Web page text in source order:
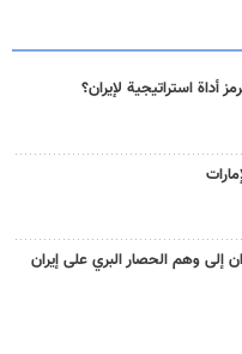
استراتيجية لإيران؟
إلى وهم الحصار البري على إيران